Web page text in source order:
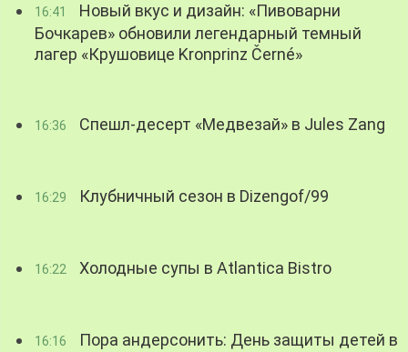
16:41
Новый вкус и дизайн: «Пивоварни
Бочкарев» обновили легендарный темный
лагер «Крушовице Kronprinz Černé»
16:36 Спешл-десерт «Медвезай» в Jules Zang
16:29 Клубничный сезон в Dizengof/99
16:22 Холодные супы в Atlantica Bistro
16:16
Пора андерсонить: День защиты детей в